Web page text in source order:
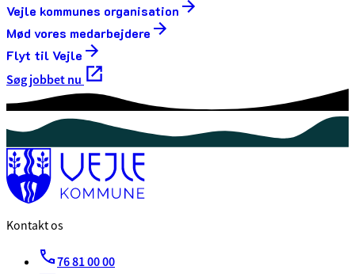
Vejle kommunes organisation
Mød vores medarbejdere
Flyt til Vejle
Søg jobbet nu
Kontakt os
76 81 00 00